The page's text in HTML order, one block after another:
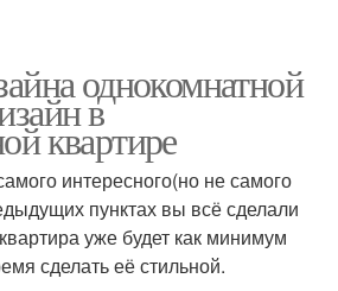
однокомнатной
в
квартире
интересного(но не самого
пунктах вы всё сделали
уже будет как минимум
сделать её стильной.